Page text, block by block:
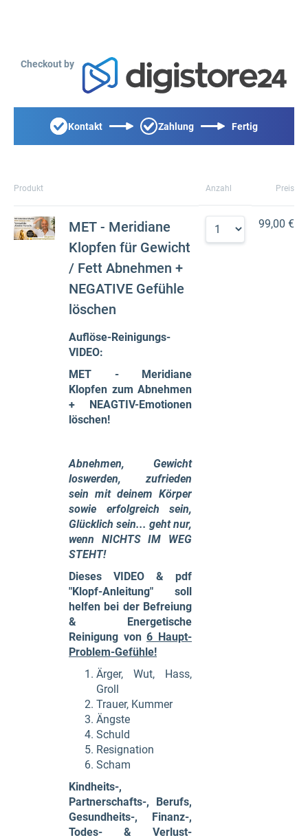
Checkout by
Kontakt Zahlung Fertig
Produkt Anzahl Preis
MET - Meridiane
Klopfen für Gewicht
/ Fett Abnehmen +
NEGATIVE Gefühle
löschen
Auflöse-Reinigungs-
VIDEO:
MET - Meridiane
Klopfen zum Abnehmen
+ NEAGTIV-Emotionen
löschen!
Abnehmen, Gewicht
loswerden, zufrieden
sein mit deinem Körper
sowie erfolgreich sein,
Glücklich sein... geht nur,
wenn NICHTS IM WEG
STEHT!
Dieses VIDEO & pdf
"Klopf-Anleitung" soll
helfen bei der Befreiung
& Energetische
Reinigung von 6 Haupt-
Problem-Gefühle!
Ärger, Wut, Hass,
Groll
Trauer, Kummer
Ängste
Schuld
Resignation
Scham
Kindheits-,
Partnerschafts-, Berufs,
Gesundheits-, Finanz-,
Todes- & Verlust-
99,00 €